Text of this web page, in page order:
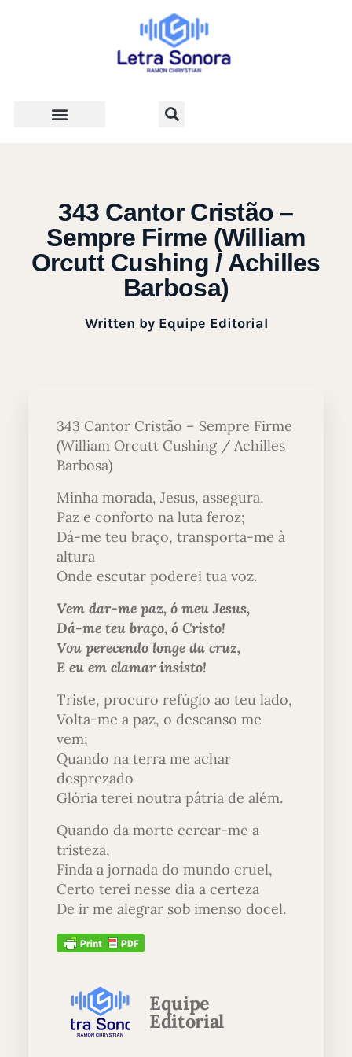
343 Cantor Cristão –
Sempre Firme (William
Orcutt Cushing / Achilles
Barbosa)
Written byEquipe Editorial
343 Cantor Cristão – Sempre Firme
(William Orcutt Cushing / Achilles
Barbosa)
Minha morada, Jesus, assegura,
Paz e conforto na luta feroz;
Dá-me teu braço, transporta-me à
altura
Onde escutar poderei tua voz.
Vem dar-me paz, ó meu Jesus,
Dá-me teu braço, ó Cristo!
Vou perecendo longe da cruz,
E eu em clamar insisto!
Triste, procuro refúgio ao teu lado,
Volta-me a paz, o descanso me
vem;
Quando na terra me achar
desprezado
Glória terei noutra pátria de além.
Quando da morte cercar-me a
tristeza,
Finda a jornada do mundo cruel,
Certo terei nesse dia a certeza
De ir me alegrar sob imenso docel.
Equipe
Editorial